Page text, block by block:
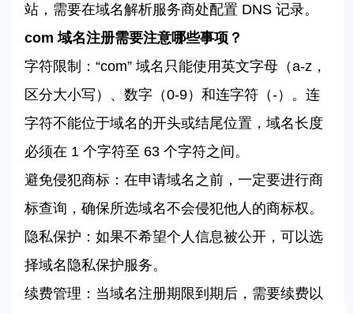
站，需要在域名解析服务商处配置 DNS 记录。
com域名注册需要注意哪些事项？
字符限制：“com” 域名只能使用英文字母（a-z，
区分大小写）、数字（0-9）和连字符（-）。连
字符不能位于域名的开头或结尾位置，域名长度
必须在 1 个字符至 63 个字符之间。
避免侵犯商标：在申请域名之前，一定要进行商
标查询，确保所选域名不会侵犯他人的商标权。
隐私保护：如果不希望个人信息被公开，可以选
择域名隐私保护服务。
续费管理：当域名注册期限到期后，需要续费以